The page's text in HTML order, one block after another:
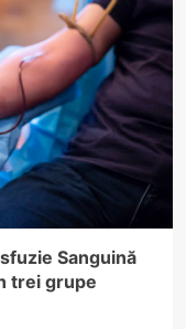
Sanguină
trei grupe